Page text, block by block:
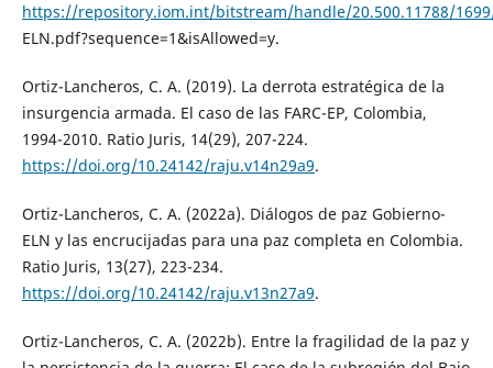
https://repository.iom.int/bitstream/handle/20.500.11788/1699/
ELN.pdf?sequence=1&isAllowed=y.
Ortiz-Lancheros, C. A. (2019). La derrota estratégica de la
insurgencia armada. El caso de las FARC-EP, Colombia,
1994-2010. Ratio Juris, 14(29), 207-224.
https://doi.org/10.24142/raju.v14n29a9.
Ortiz-Lancheros, C. A. (2022a). Diálogos de paz Gobierno-
ELN y las encrucijadas para una paz completa en Colombia.
Ratio Juris, 13(27), 223-234.
https://doi.org/10.24142/raju.v13n27a9.
Ortiz-Lancheros, C. A. (2022b). Entre la fragilidad de la paz y